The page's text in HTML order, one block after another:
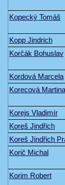
Kopecký Tomáš
Kopp Jindrich
Korčák Bohuslav
Kordová Marcela
Korecová Martina
Korejs Vladimír
Koreš Jindřich
Koreš Jindřich
Korič Michal
Korim Robert